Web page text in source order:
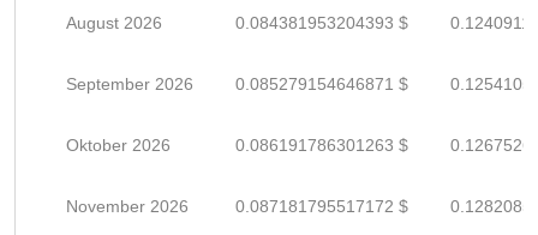
August 2026 0.084381953204393 $
September 2026 0.085279154646871 $
Oktober 2026 0.086191786301263 $
November 2026 0.087181795517172 $